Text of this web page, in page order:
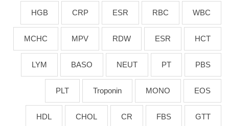
WBC
RBC
ESR
CRP
HGB
HCT
ESR
RDW
MPV
MCHC
PBS
PT
NEUT
BASO
LYM
EOS
MONO
Troponin
PLT
GTT
FBS
CR
CHOL
HDL